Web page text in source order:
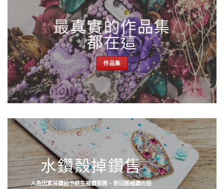
最真實的作品集
都在這
作品集
水鑽殼掉鑽售
人為因素掉鑽給予終生補鑽服務，寄回需補鑽的殼